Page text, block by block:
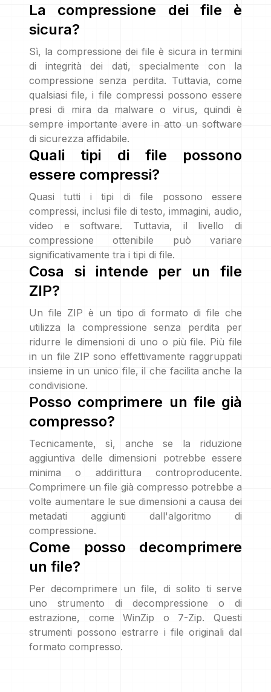
La compressione dei file è
sicura?
Sì, la compressione dei file è sicura in termini
di integrità dei dati, specialmente con la
compressione senza perdita. Tuttavia, come
qualsiasi file, i file compressi possono essere
presi di mira da malware o virus, quindi è
sempre importante avere in atto un software
di sicurezza affidabile.
Quali tipi di file possono
essere compressi?
Quasi tutti i tipi di file possono essere
compressi, inclusi file di testo, immagini, audio,
video e software. Tuttavia, il livello di
compressione ottenibile può variare
significativamente tra i tipi di file.
Cosa si intende per un file
ZIP?
Un file ZIP è un tipo di formato di file che
utilizza la compressione senza perdita per
ridurre le dimensioni di uno o più file. Più file
in un file ZIP sono effettivamente raggruppati
insieme in un unico file, il che facilita anche la
condivisione.
Posso comprimere un file già
compresso?
Tecnicamente, sì, anche se la riduzione
aggiuntiva delle dimensioni potrebbe essere
minima o addirittura controproducente.
Comprimere un file già compresso potrebbe a
volte aumentare le sue dimensioni a causa dei
metadati aggiunti dall'algoritmo di
compressione.
Come posso decomprimere
un file?
Per decomprimere un file, di solito ti serve
uno strumento di decompressione o di
estrazione, come WinZip o 7-Zip. Questi
strumenti possono estrarre i file originali dal
formato compresso.